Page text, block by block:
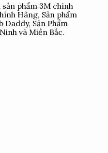
sản phẩm 3M chính
Hãng, Sản phẩm
Daddy, Sản Phẩm
và Miền Bắc.